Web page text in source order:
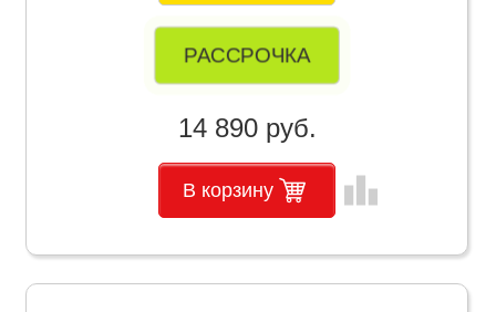
РАССРОЧКА
14 890 руб.
В корзину leaderboard